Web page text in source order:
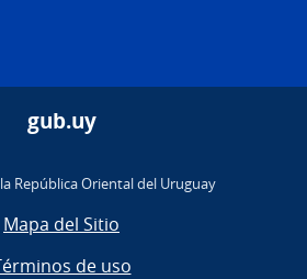
gub.uy
República Oriental del Uruguay
Mapa del Sitio
de uso